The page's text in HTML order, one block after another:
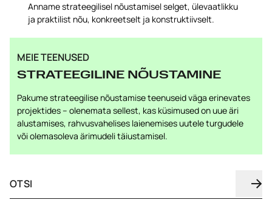
Anname strateegilisel nõustamisel selget, ülevaatlikku
ja praktilist nõu, konkreetselt ja konstruktiivselt.
MEIE TEENUSED
STRATEEGILINE NÕUSTAMINE
Pakume strateegilise nõustamise teenuseid väga erinevates
projektides – olenemata sellest, kas küsimused on uue äri
alustamises, rahvusvahelises laienemises uutele turgudele
või olemasoleva ärimudeli täiustamisel.